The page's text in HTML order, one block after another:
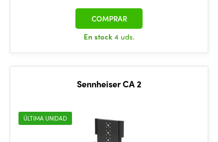
En stock4 uds.
COMPRAR
Sennheiser CA 2
ÚLTIMA UNIDAD